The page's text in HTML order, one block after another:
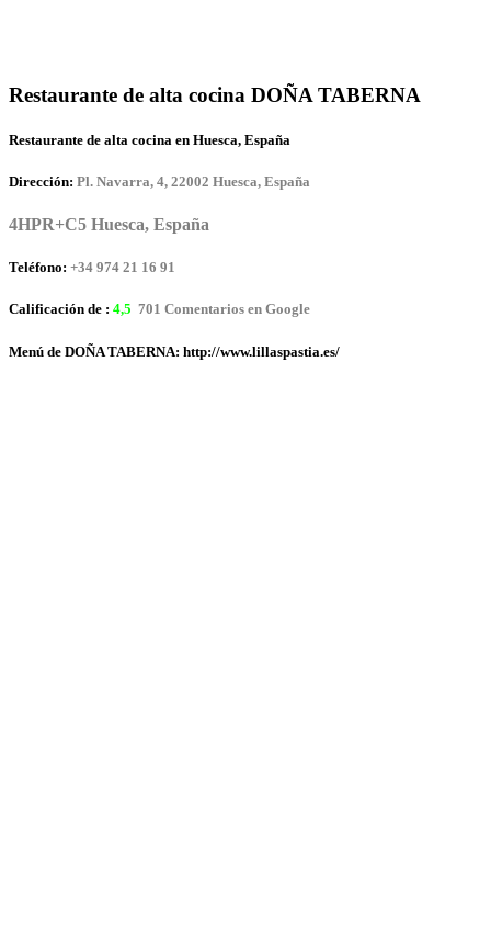
Restaurante de alta cocina DOÑA TABERNA
Restaurante de alta cocina en Huesca, España
Dirección: Pl. Navarra, 4, 22002 Huesca, España
4HPR+C5 Huesca, España
Teléfono: +34 974 21 16 91
Calificación de : 4,5 701 Comentarios en Google
Menú de DOÑA TABERNA: http://www.lillaspastia.es/